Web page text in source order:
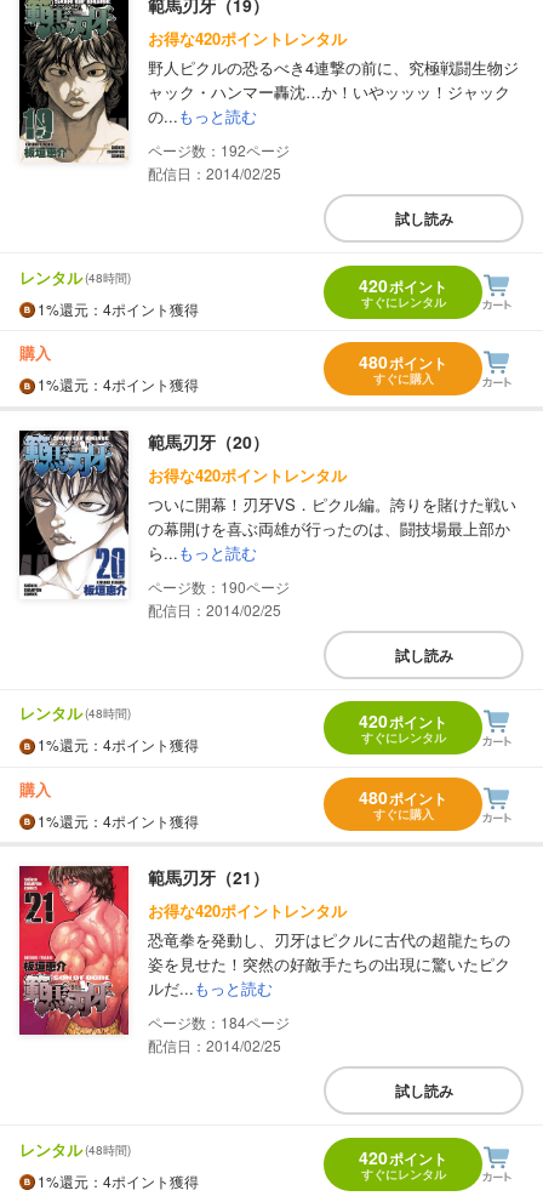
範馬刃牙（19）
お得な420ポイントレンタル
野人ピクルの恐るべき4連撃の前に、究極戦闘生物ジ
ャック・ハンマー轟沈…か！いやッッッ！ジャック
の...もっと読む
192
配信日：2014/02/25
試し読み
レンタル(48時間)
1%還元 ：4ポイント獲得
420ポイント
すぐにレンタル
購入
1%還元 ：4ポイント獲得
480ポイント
すぐに購入
範馬刃牙（20）
お得な420ポイントレンタル
ついに開幕！刃牙VS．ピクル編。誇りを賭けた戦い
の幕開けを喜ぶ両雄が行ったのは、闘技場最上部か
ら...もっと読む
190
配信日：2014/02/25
試し読み
レンタル(48時間)
1%還元 ：4ポイント獲得
420ポイント
すぐにレンタル
購入
1%還元 ：4ポイント獲得
480ポイント
すぐに購入
範馬刃牙（21）
お得な420ポイントレンタル
恐竜拳を発動し、刃牙はピクルに古代の超龍たちの
姿を見せた！突然の好敵手たちの出現に驚いたピク
ルだ...もっと読む
184
配信日：2014/02/25
試し読み
レンタル(48時間)
1%還元 ：4ポイント獲得
420ポイント
すぐにレンタル